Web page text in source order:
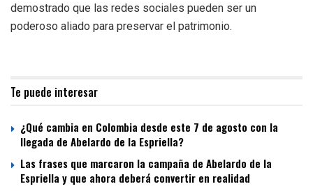
demostrado que las redes sociales pueden ser un
poderoso aliado para preservar el patrimonio.
Te puede interesar
¿Qué cambia en Colombia desde este 7 de agosto con la
llegada de Abelardo de la Espriella?
Las frases que marcaron la campaña de Abelardo de la
Espriella y que ahora deberá convertir en realidad